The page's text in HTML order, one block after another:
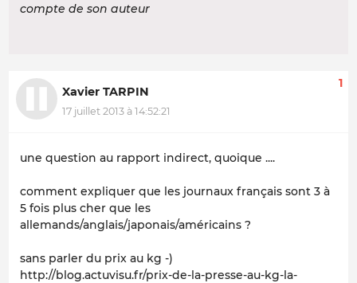
compte de son auteur
Xavier TARPIN
17 juillet 2013 à 14:52:21
1
une question au rapport indirect, quoique ....
comment expliquer que les journaux français sont 3 à
5 fois plus cher que les
allemands/anglais/japonais/américains ?
sans parler du prix au kg -)
http://blog.actuvisu.fr/prix-de-la-presse-au-kg-la-